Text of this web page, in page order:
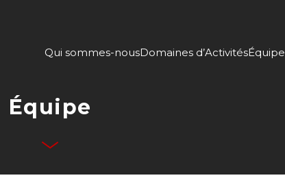
Qui sommes-nousDomaines d’ActivitésÉquipe
Équipe